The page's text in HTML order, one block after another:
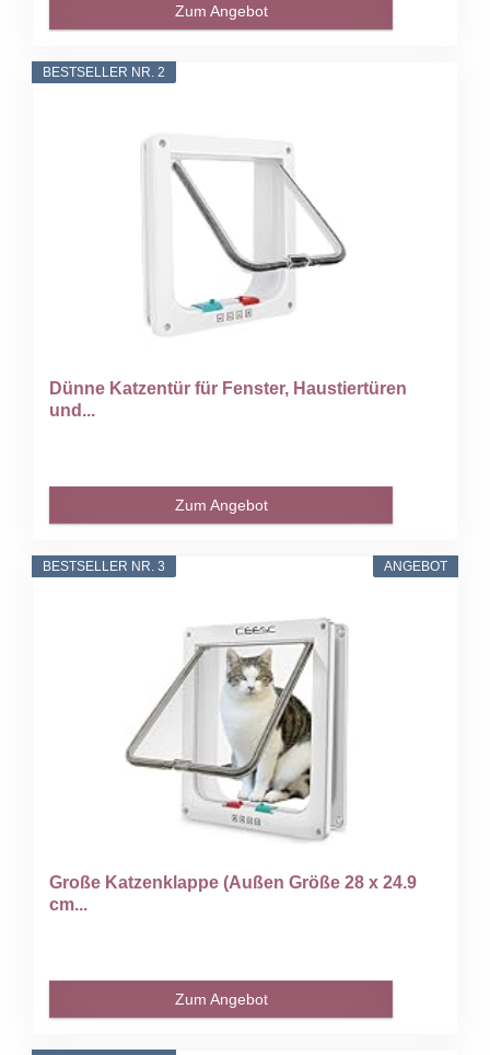
Zum Angebot
BESTSELLER NR. 2
Dünne Katzentür für Fenster, Haustiertüren
und...
Zum Angebot
ANGEBOT
BESTSELLER NR. 3
Große Katzenklappe (Außen Größe 28 x 24.9
cm...
Zum Angebot